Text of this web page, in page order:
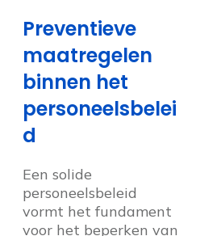
Preventieve
maatregelen
binnen het
personeelsbelei
d
Een solide
personeelsbeleid
vormt het fundament
voor het beperken van